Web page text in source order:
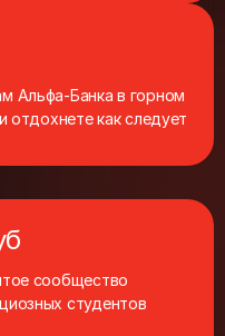
Альфа‑Банка в горном
отдохнете как следует
сообщество
студентов